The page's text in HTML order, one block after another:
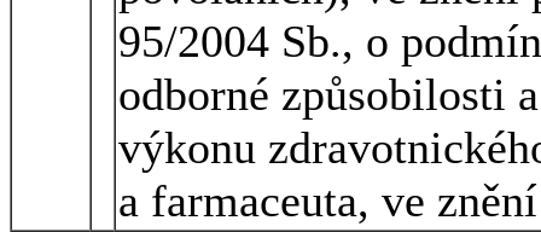
95/2004 Sb., o
odborné způsobilosti
výkonu
a farmaceuta, ve